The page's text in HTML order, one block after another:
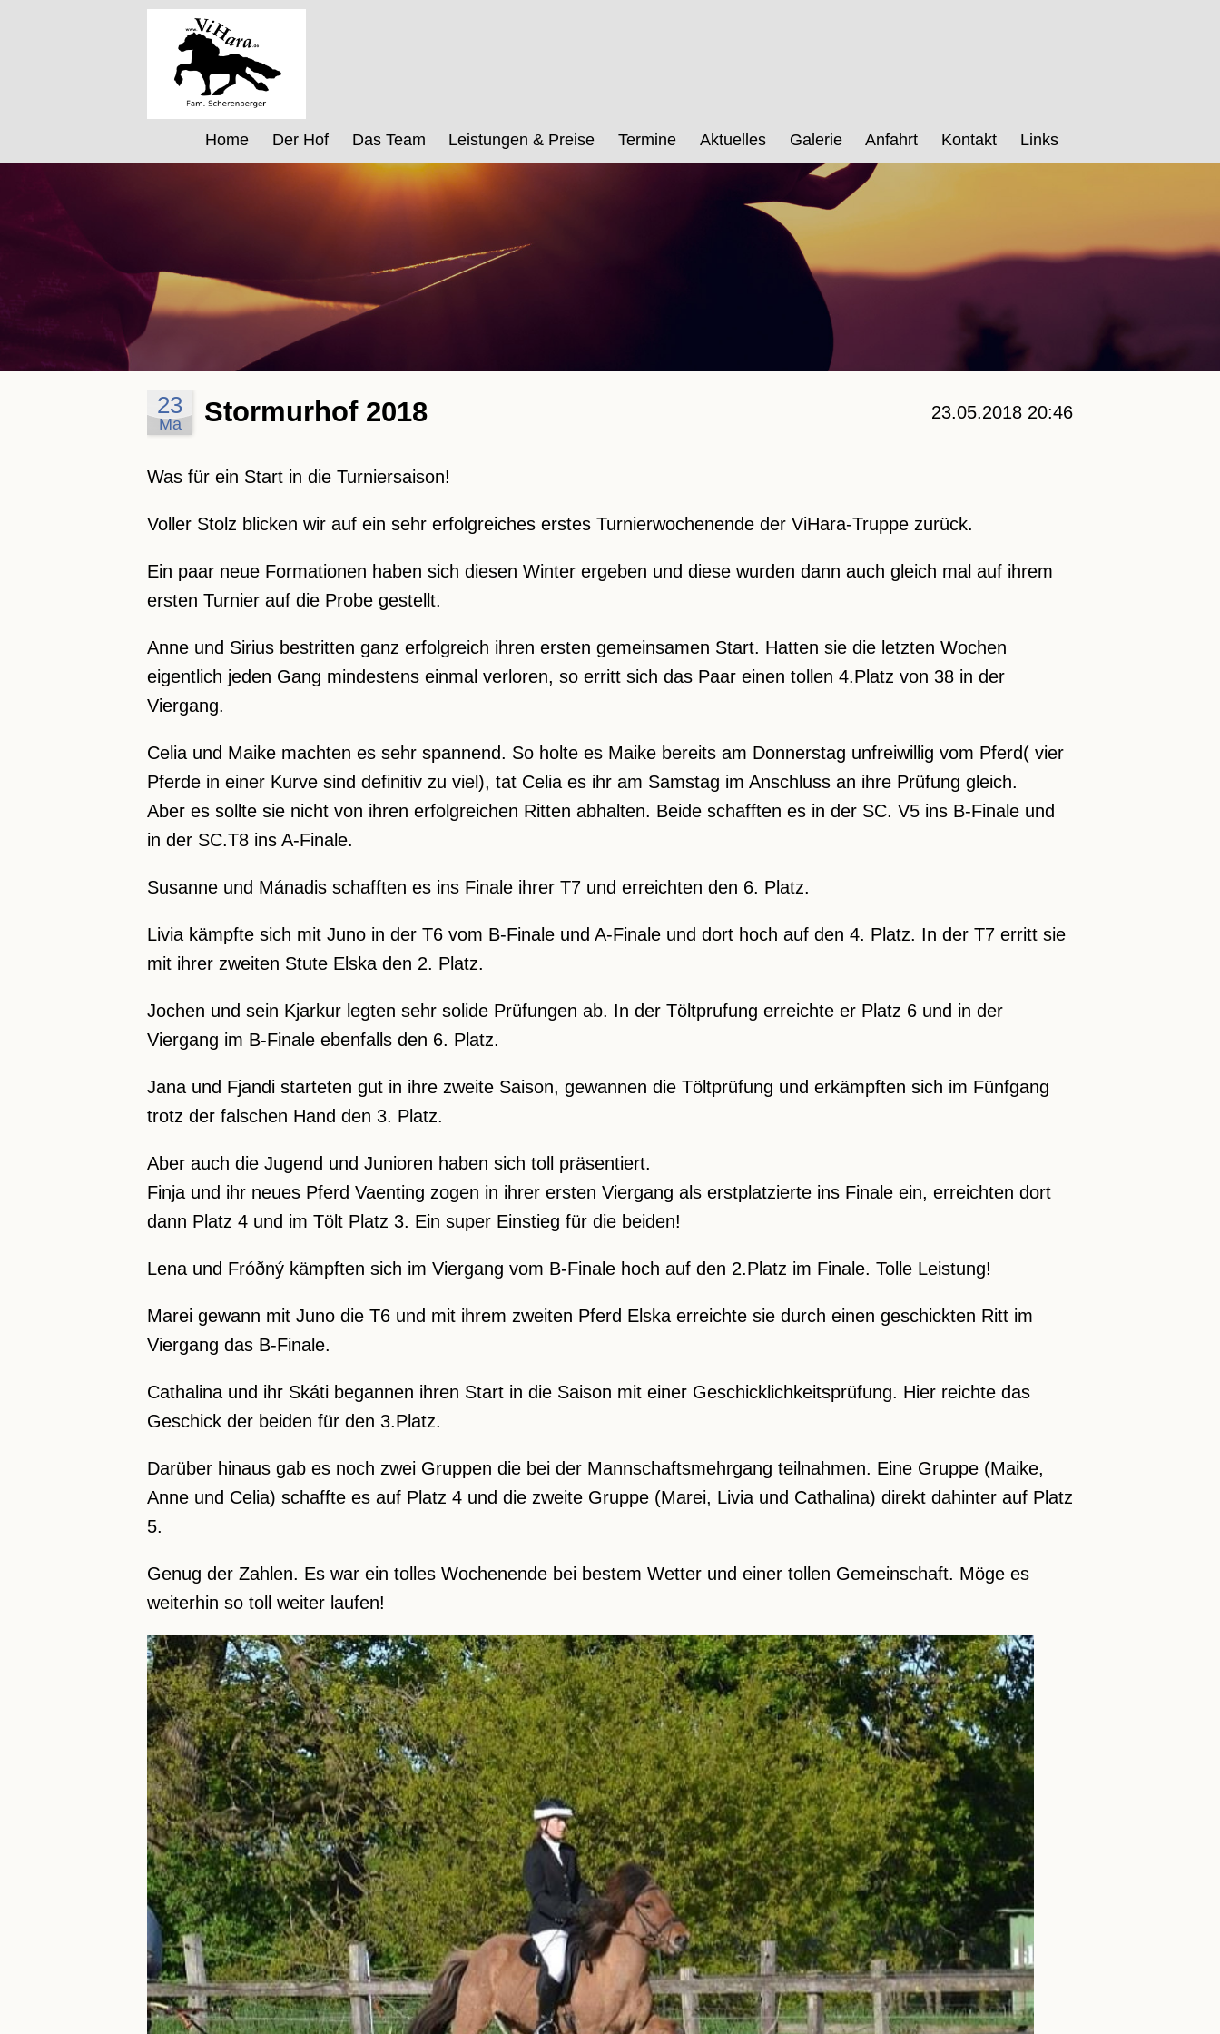
Home Der Hof Das Team Leistungen & Preise Termine Aktuelles Galerie Anfahrt Kontakt Links
23
Ma Stormurhof 2018 23.05.2018 20:46
Was für ein Start in die Turniersaison!
Voller Stolz blicken wir auf ein sehr erfolgreiches erstes Turnierwochenende der ViHara-Truppe zurück.
Ein paar neue Formationen haben sich diesen Winter ergeben und diese wurden dann auch gleich mal auf ihrem
ersten Turnier auf die Probe gestellt.
Anne und Sirius bestritten ganz erfolgreich ihren ersten gemeinsamen Start. Hatten sie die letzten Wochen
eigentlich jeden Gang mindestens einmal verloren, so erritt sich das Paar einen tollen 4.Platz von 38 in der
Viergang.
Celia und Maike machten es sehr spannend. So holte es Maike bereits am Donnerstag unfreiwillig vom Pferd( vier
Pferde in einer Kurve sind definitiv zu viel), tat Celia es ihr am Samstag im Anschluss an ihre Prüfung gleich.
Aber es sollte sie nicht von ihren erfolgreichen Ritten abhalten. Beide schafften es in der SC. V5 ins B-Finale und
in der SC.T8 ins A-Finale.
Susanne und Mánadis schafften es ins Finale ihrer T7 und erreichten den 6. Platz.
Livia kämpfte sich mit Juno in der T6 vom B-Finale und A-Finale und dort hoch auf den 4. Platz. In der T7 erritt sie
mit ihrer zweiten Stute Elska den 2. Platz.
Jochen und sein Kjarkur legten sehr solide Prüfungen ab. In der Töltprufung erreichte er Platz 6 und in der
Viergang im B-Finale ebenfalls den 6. Platz.
Jana und Fjandi starteten gut in ihre zweite Saison, gewannen die Töltprüfung und erkämpften sich im Fünfgang
trotz der falschen Hand den 3. Platz.
Aber auch die Jugend und Junioren haben sich toll präsentiert.
Finja und ihr neues Pferd Vaenting zogen in ihrer ersten Viergang als erstplatzierte ins Finale ein, erreichten dort
dann Platz 4 und im Tölt Platz 3. Ein super Einstieg für die beiden!
Lena und Fróðný kämpften sich im Viergang vom B-Finale hoch auf den 2.Platz im Finale. Tolle Leistung!
Marei gewann mit Juno die T6 und mit ihrem zweiten Pferd Elska erreichte sie durch einen geschickten Ritt im
Viergang das B-Finale.
Cathalina und ihr Skáti begannen ihren Start in die Saison mit einer Geschicklichkeitsprüfung. Hier reichte das
Geschick der beiden für den 3.Platz.
Darüber hinaus gab es noch zwei Gruppen die bei der Mannschaftsmehrgang teilnahmen. Eine Gruppe (Maike,
Anne und Celia) schaffte es auf Platz 4 und die zweite Gruppe (Marei, Livia und Cathalina) direkt dahinter auf Platz
5.
Genug der Zahlen. Es war ein tolles Wochenende bei bestem Wetter und einer tollen Gemeinschaft. Möge es
weiterhin so toll weiter laufen!